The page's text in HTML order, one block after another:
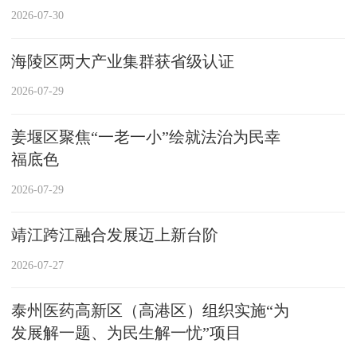
2026-07-30
海陵区两大产业集群获省级认证
2026-07-29
姜堰区聚焦“一老一小”绘就法治为民幸
福底色
2026-07-29
靖江跨江融合发展迈上新台阶
2026-07-27
泰州医药高新区（高港区）组织实施“为
发展解一题、为民生解一忧”项目